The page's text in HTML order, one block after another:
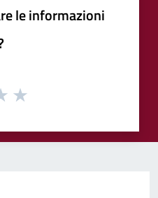
le informazioni